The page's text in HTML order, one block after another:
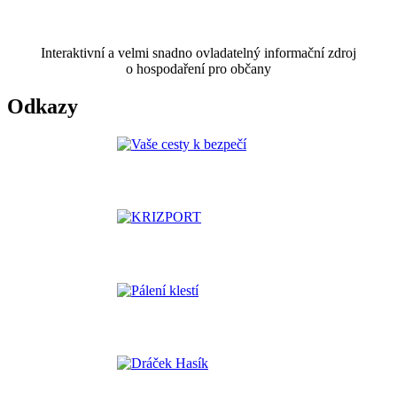
Interaktivní a velmi snadno ovladatelný informační zdroj
o hospodaření pro občany
Odkazy